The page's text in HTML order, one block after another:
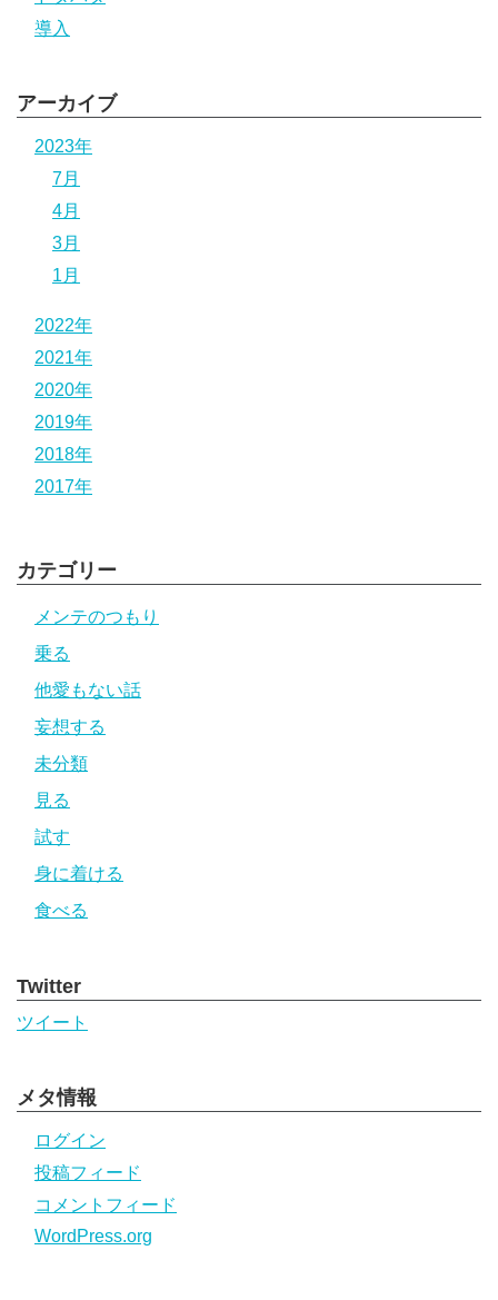
導入
アーカイブ
2023年
7月
4月
3月
1月
2022年
2021年
2020年
2019年
2018年
2017年
カテゴリー
メンテのつもり
乗る
他愛もない話
妄想する
未分類
見る
試す
身に着ける
食べる
Twitter
ツイート
メタ情報
ログイン
投稿フィード
コメントフィード
WordPress.org